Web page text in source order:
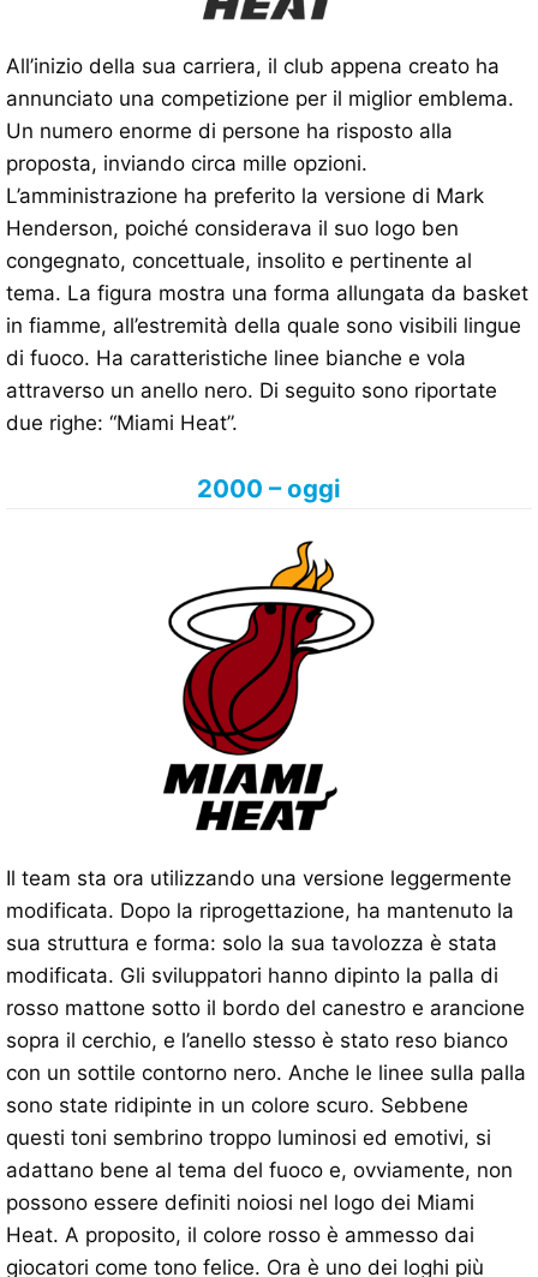
All’inizio della sua carriera, il club appena creato ha
annunciato una competizione per il miglior emblema.
Un numero enorme di persone ha risposto alla
proposta, inviando circa mille opzioni.
L’amministrazione ha preferito la versione di Mark
Henderson, poiché considerava il suo logo ben
congegnato, concettuale, insolito e pertinente al
tema. La figura mostra una forma allungata da basket
in fiamme, all’estremità della quale sono visibili lingue
di fuoco. Ha caratteristiche linee bianche e vola
attraverso un anello nero. Di seguito sono riportate
due righe: “Miami Heat”.
2000 – oggi
Il team sta ora utilizzando una versione leggermente
modificata. Dopo la riprogettazione, ha mantenuto la
sua struttura e forma: solo la sua tavolozza è stata
modificata. Gli sviluppatori hanno dipinto la palla di
rosso mattone sotto il bordo del canestro e arancione
sopra il cerchio, e l’anello stesso è stato reso bianco
con un sottile contorno nero. Anche le linee sulla palla
sono state ridipinte in un colore scuro. Sebbene
questi toni sembrino troppo luminosi ed emotivi, si
adattano bene al tema del fuoco e, ovviamente, non
possono essere definiti noiosi nel logo dei Miami
Heat. A proposito, il colore rosso è ammesso dai
giocatori come tono felice. Ora è uno dei loghi più